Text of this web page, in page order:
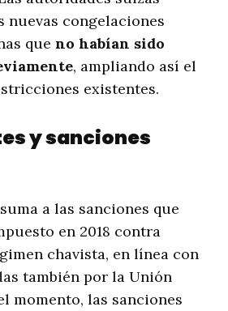
nuevas congelaciones
queno habían sido
, ampliando así el
existentes.
y sanciones
a las sanciones que
en 2018 contra
chavista, en línea con
también por la Unión
momento, las sanciones